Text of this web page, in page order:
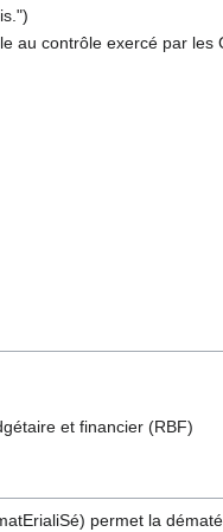
au contrôle exercé par
et financier (RBF)
permet la